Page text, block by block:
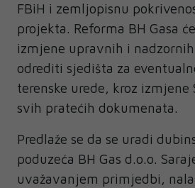
FBiH i zemljopisnu
projekta. Reforma BH Gasa
izmjene upravnih i
odrediti sjedišta za
terenske urede, kroz
svih pratećih dokumenata.
Predlaže se da se uradi
poduzeća BH Gas d.o.o.
uvažavanjem primjedbi,